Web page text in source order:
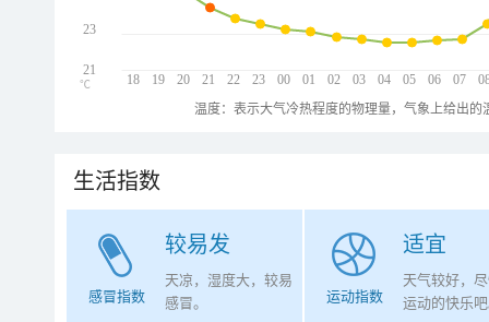
18 19 20 21 22 23 00 01 02 03 04 05 06 07
23
21
℃
温度：表示大气冷热程度的物理量，气象上给出
生活指数
较易发
感冒指数
天凉，湿度大，较易
感冒。
适宜
运动指数
天气较好，
运动的快乐